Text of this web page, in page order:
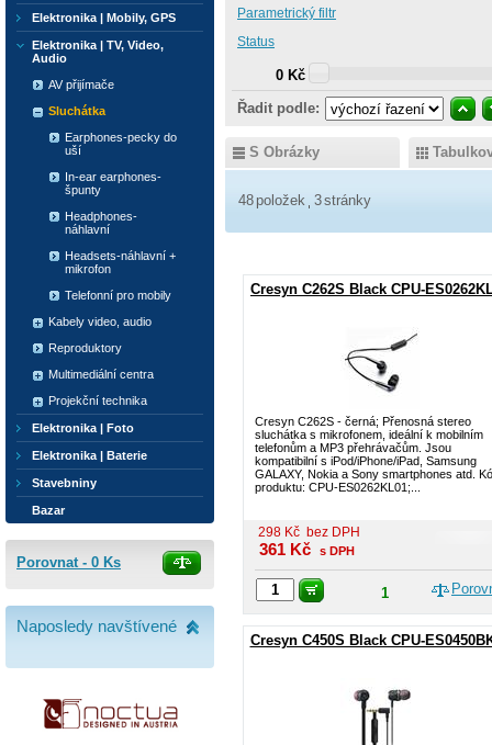
Parametrický filtr
Status
0 Kč
Řadit podle:
S Obrázky
48 položek 3stránky
Cresyn C262S Black CPU-
Cresyn C262S - černá; Přenosná stereo
sluchátka s mikrofonem, ideální k mobilním
telefonům a MP3 přehrávačům. Jsou
kompatibilní s iPod/iPhone/iPad, Samsung
GALAXY, Nokia a Sony smartphones atd.
produktu: CPU-ES0262KL01;...
298 Kč bez DPH
361 Kč s DPH
1
Cresyn C450S Black CPU-
Elektronika | Mobily, GPS
Elektronika | TV, Video,
Audio
AV přijímače
Sluchátka
Earphones-pecky do
uší
In-ear earphones-
špunty
Headphones-
náhlavní
Headsets-náhlavní +
mikrofon
Telefonní pro mobily
Kabely video, audio
Reproduktory
Multimediální centra
Projekční technika
Elektronika | Foto
Elektronika | Baterie
Stavebniny
Bazar
Porovnat - 0 Ks
Naposledy navštívené